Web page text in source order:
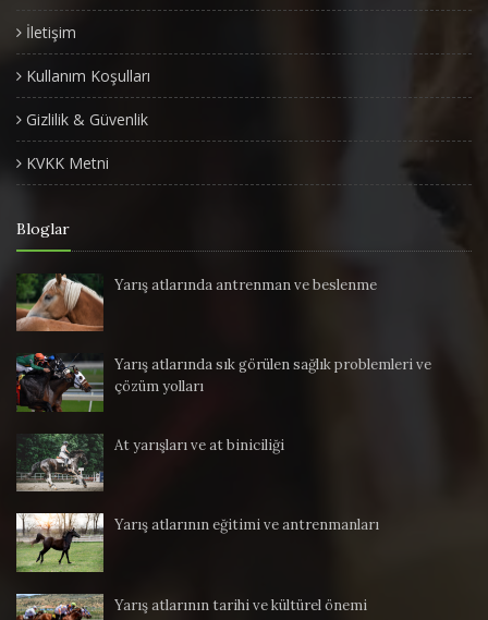
İletişim
Kullanım Koşulları
Gizlilik & Güvenlik
KVKK Metni
Bloglar
Yarış atlarında antrenman ve beslenme
Yarış atlarında sık görülen sağlık problemleri ve
çözüm yolları
At yarışları ve at biniciliği
Yarış atlarının eğitimi ve antrenmanları
Yarış atlarının tarihi ve kültürel önemi